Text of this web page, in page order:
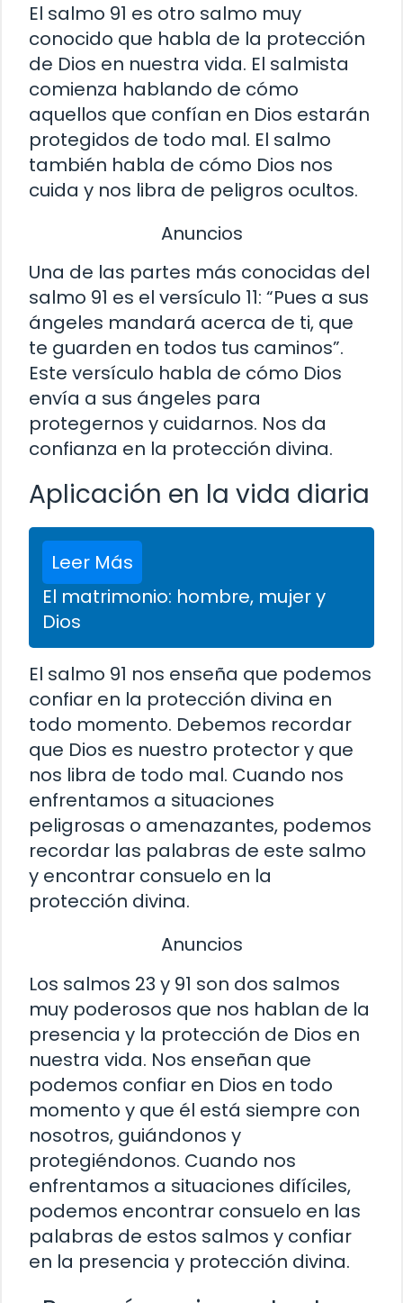
El salmo 91 es otro salmo muy
conocido que habla de la protección
de Dios en nuestra vida. El salmista
comienza hablando de cómo
aquellos que confían en Dios estarán
protegidos de todo mal. El salmo
también habla de cómo Dios nos
cuida y nos libra de peligros ocultos.
Anuncios
Una de las partes más conocidas del
salmo 91 es el versículo 11: “Pues a sus
ángeles mandará acerca de ti, que
te guarden en todos tus caminos”.
Este versículo habla de cómo Dios
envía a sus ángeles para
protegernos y cuidarnos. Nos da
confianza en la protección divina.
Aplicación en la vida diaria
Leer Más
El matrimonio: hombre, mujer y
Dios
El salmo 91 nos enseña que podemos
confiar en la protección divina en
todo momento. Debemos recordar
que Dios es nuestro protector y que
nos libra de todo mal. Cuando nos
enfrentamos a situaciones
peligrosas o amenazantes, podemos
recordar las palabras de este salmo
y encontrar consuelo en la
protección divina.
Anuncios
Los salmos 23 y 91 son dos salmos
muy poderosos que nos hablan de la
presencia y la protección de Dios en
nuestra vida. Nos enseñan que
podemos confiar en Dios en todo
momento y que él está siempre con
nosotros, guiándonos y
protegiéndonos. Cuando nos
enfrentamos a situaciones difíciles,
podemos encontrar consuelo en las
palabras de estos salmos y confiar
en la presencia y protección divina.